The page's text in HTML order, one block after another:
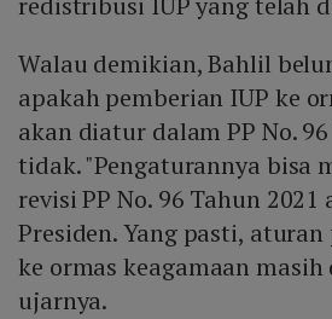
Walau demikian, Bahlil
apakah pemberian IUP ke
akan diatur dalam PP No.
tidak. "Pengaturannya bisa
revisi PP No. 96 Tahun
Presiden. Yang pasti,
ke ormas keagamaan
ujarnya.